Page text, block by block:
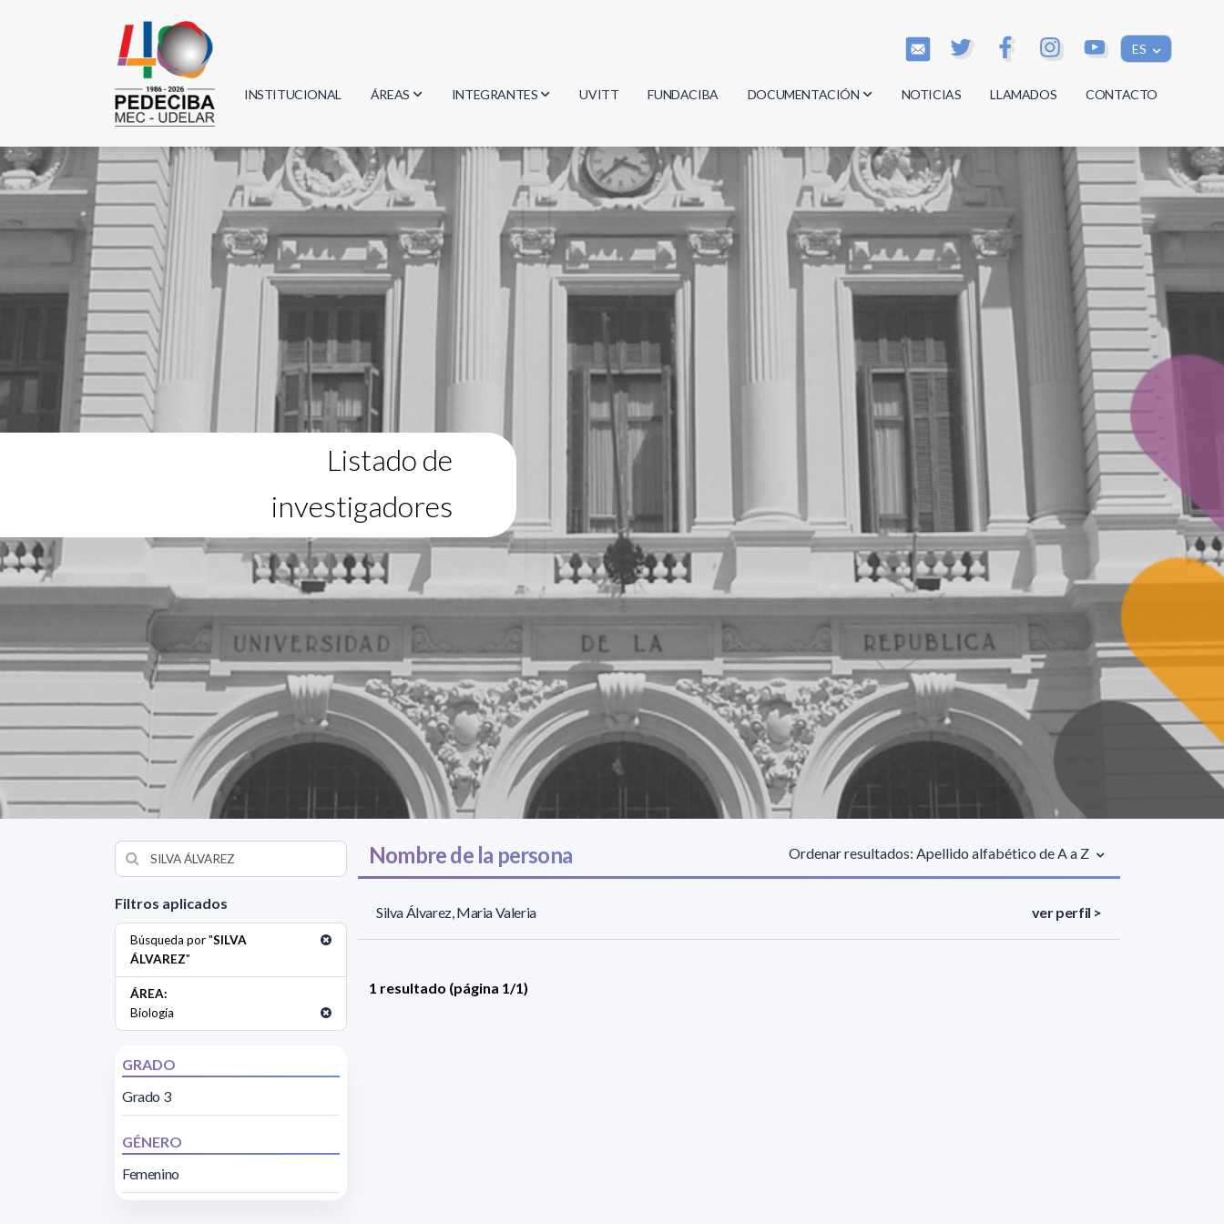
ES
INSTITUCIONAL ÁREAS
Biología
Física
Geociencias
Informática
Matemática
INTEGRANTES
Investigadores
Estudiantes
Egresados
UVITT FUNDACIBA DOCUMENTACIÓN
Actas
Reglamentos
Documentos
NOTICIAS LLAMADOS CONTACTO
Listado de
investigadores
Filtros aplicados
Búsqueda por "SILVA
ÁLVAREZ"
ÁREA:
Biología
GRADO
Grado 3
GÉNERO
Femenino
Nombre de la persona Ordenar resultados: Apellido alfabético de A a Z
Silva Álvarez, Maria Valeria ver perfil >
1 resultado (página 1/1)